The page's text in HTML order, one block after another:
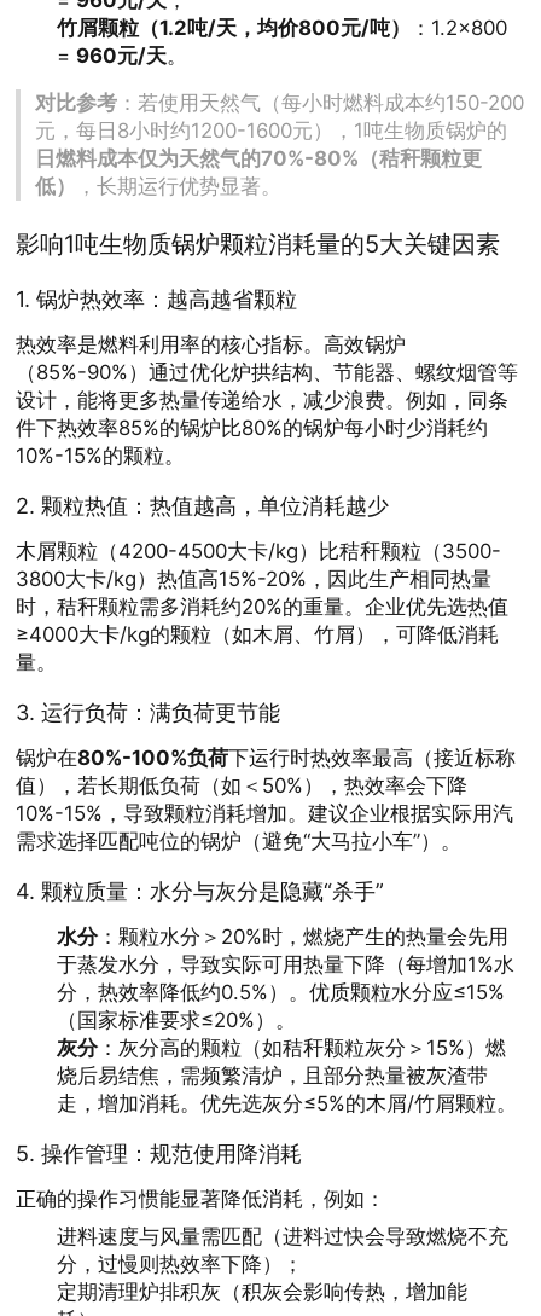
竹屑颗粒（1.2吨/天，均价800元/吨）
：1.2×800
= 960元/天。
对比参考 ：若使用天然气（每小时燃料成本约150-200
元，每日8小时约1200-1600元），1吨生物质锅炉的
日燃料成本仅为天然气的70%-80%（秸秆颗粒更
低）
，长期运行优势显著。
影响1吨生物质锅炉颗粒消耗量的5大关键因素
1.锅炉热效率 ：越高越省颗粒
热效率是燃料利用率的核心指标。高效锅炉
（85%-90%）通过优化炉拱结构、节能器、螺纹烟管等
设计，能将更多热量传递给水，减少浪费。例如，同条
件下热效率85%的锅炉比80%的锅炉每小时少消耗约
10%-15%的颗粒。
2.颗粒热值 ：热值越高，单位消耗越少
木屑颗粒（4200-4500大卡/kg）比秸秆颗粒（3500-
3800大卡/kg）热值高15%-20%，因此生产相同热量
时，秸秆颗粒需多消耗约20%的重量。企业优先选热值
≥4000大卡/kg的颗粒（如木屑、竹屑），可降低消耗
量。
3.运行负荷 ：满负荷更节能
锅炉在80%-100%负荷下运行时热效率最高（接近标称
值），若长期低负荷（如＜50%），热效率会下降
10%-15%，导致颗粒消耗增加。建议企业根据实际用汽
需求选择匹配吨位的锅炉（避免“大马拉小车”）。
4.颗粒质量 ：水分与灰分是隐藏“杀手”
水分 ：颗粒水分＞20%时，燃烧产生的热量会先用
于蒸发水分，导致实际可用热量下降（每增加1%水
分，热效率降低约0.5%）。优质颗粒水分应≤15%
（国家标准要求≤20%）。
灰分 ：灰分高的颗粒（如秸秆颗粒灰分＞15%）燃
烧后易结焦，需频繁清炉，且部分热量被灰渣带
走，增加消耗。优先选灰分≤5%的木屑/竹屑颗粒。
5.操作管理 ：规范使用降消耗
正确的操作习惯能显著降低消耗，例如：
进料速度与风量需匹配（进料过快会导致燃烧不充
分，过慢则热效率下降）；
定期清理炉排积灰（积灰会影响传热，增加能